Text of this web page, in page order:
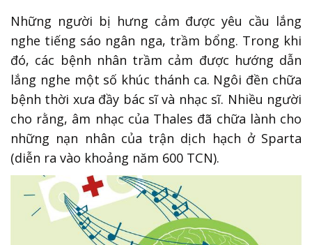
Những người bị hưng cảm được yêu cầu lắng
nghe tiếng sáo ngân nga, trầm bổng. Trong khi
đó, các bệnh nhân trầm cảm được hướng dẫn
lắng nghe một số khúc thánh ca. Ngôi đền chữa
bệnh thời xưa đầy bác sĩ và nhạc sĩ. Nhiều người
cho rằng, âm nhạc của Thales đã chữa lành cho
những nạn nhân của trận dịch hạch ở Sparta
(diễn ra vào khoảng năm 600 TCN).